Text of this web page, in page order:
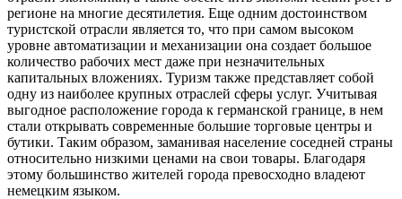
регионе на многие десятилетия. Еще одним достоинством
туристской отрасли является то, что при самом высоком
уровне автоматизации и механизации она создает большое
количество рабочих мест даже при незначительных
капитальных вложениях. Туризм также представляет собой
одну из наиболее крупных отраслей сферы услуг. Учитывая
выгодное расположение города к германской границе, в нем
стали открывать современные большие торговые центры и
бутики. Таким образом, заманивая население соседней страны
относительно низкими ценами на свои товары. Благодаря
этому большинство жителей города превосходно владеют
немецким языком.